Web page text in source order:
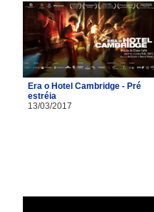
Era o Hotel Cambridge - Pré
estréia
13/03/2017